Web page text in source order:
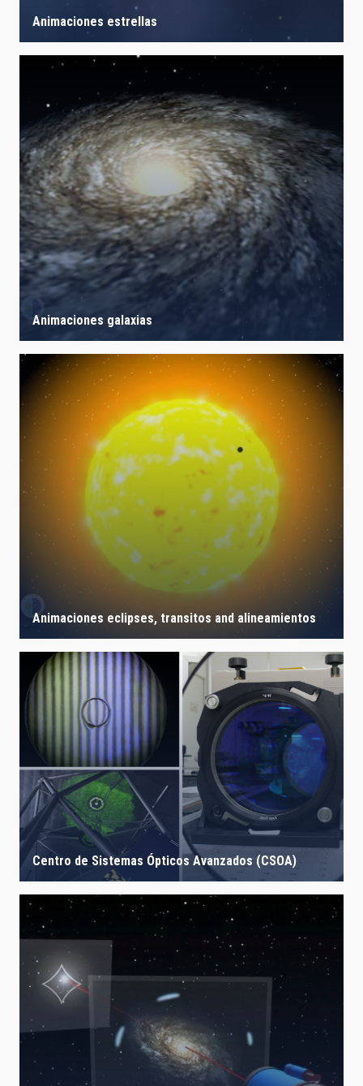
Animaciones estrellas
Animaciones galaxias
Animaciones eclipses, transitos and alineamientos
Centro de Sistemas Ópticos Avanzados (CSOA)